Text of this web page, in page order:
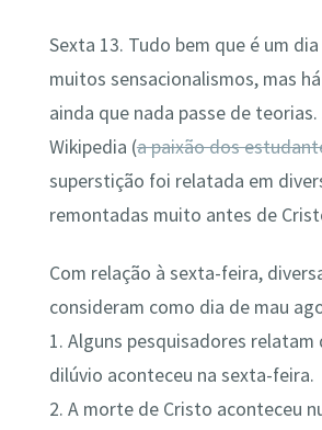
Sexta 13. Tudo bem que é um
muitos sensacionalismos, mas
ainda que nada passe de
Wikipedia (a paixão dos
superstição foi relatada em
remontadas muito antes de
Com relação à sexta-feira,
consideram como dia de mau
1. Alguns pesquisadores relatam
dilúvio aconteceu na sexta-feira.
2. A morte de Cristo aconteceu